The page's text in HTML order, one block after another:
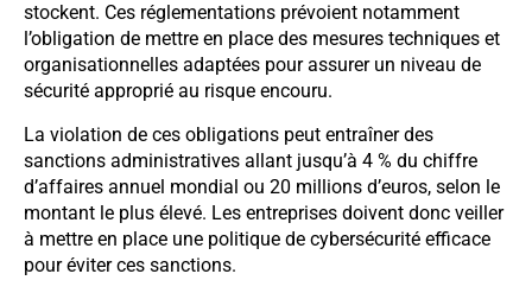
stockent. Ces réglementations prévoient notamment
l’obligation de mettre en place des mesures techniques et
organisationnelles adaptées pour assurer un niveau de
sécurité approprié au risque encouru.
La violation de ces obligations peut entraîner des
sanctions administratives allant jusqu’à 4 % du chiffre
d’affaires annuel mondial ou 20 millions d’euros, selon le
montant le plus élevé. Les entreprises doivent donc veiller
à mettre en place une politique de cybersécurité efficace
pour éviter ces sanctions.